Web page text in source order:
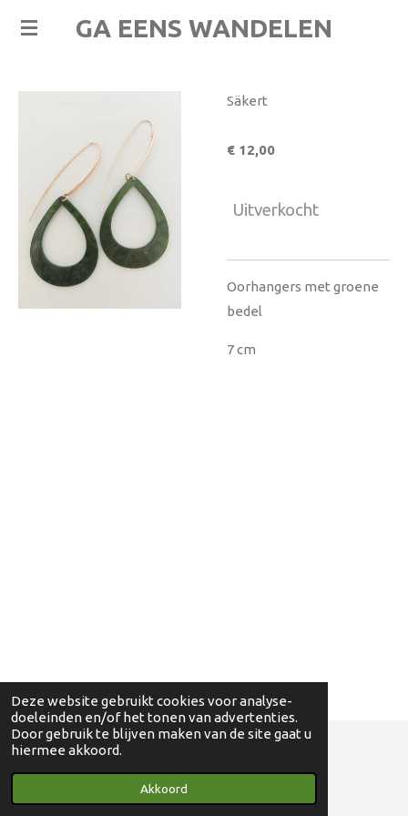
Deze website gebruikt cookies voor analyse-
doeleinden en/of het tonen van advertenties.
Door gebruik te blijven maken van de site gaat u
hiermee akkoord.
Akkoord
Ga
de
GA EENS WANDELEN
Säkert
€ 12,00
Uitverkocht
Oorhangers met groene
bedel
7 cm